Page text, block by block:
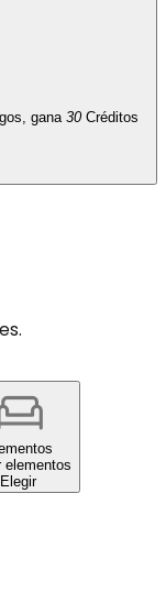
gana 30 Créditos
elementos
Elegir